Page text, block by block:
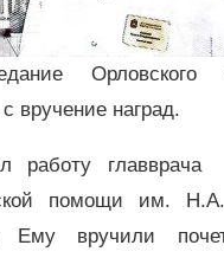
Орловского
вручение наград.
работу
помощи им.
Ему вручили